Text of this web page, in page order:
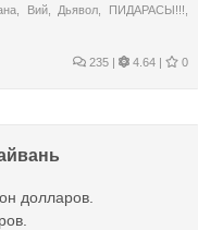
Вий, Дьявол ПИДАРАСЫ!!!
235 | 4.64 | 0
долларов.